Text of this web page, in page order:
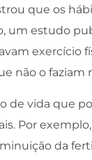
que os
um estudo
exercício
não o faziam
de vida que
Por
da